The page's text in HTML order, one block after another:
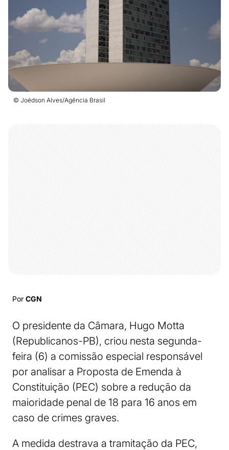
© Joédson Alves/Agência Brasil
Por CGN
O presidente da Câmara, Hugo Motta
(Republicanos-PB), criou nesta segunda-
feira (6) a comissão especial responsável
por analisar a Proposta de Emenda à
Constituição (PEC) sobre a redução da
maioridade penal de 18 para 16 anos em
caso de crimes graves.
A medida destrava a tramitação da PEC,